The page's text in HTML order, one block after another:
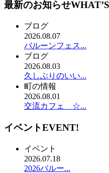
最新のお知らせ
ブログ
2026.08.07
バルーンフェス...
ブログ
2026.08.03
久しぶりのいい...
町の情報
2026.08.01
交流カフェ ☆...
イベントEVENT!
イベント
2026.07.18
2026バルー...